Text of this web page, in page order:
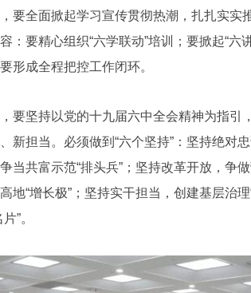
全面掀起学习宣传贯彻热潮，扎扎实实
：要精心组织“六学联动”培训；要掀起“六
形成全程把控工作闭环。
坚持以党的十九届六中全会精神为指引
新担当。必须做到“六个坚持”：坚持绝对
当共富示范“排头兵”；坚持改革开放，争
地“增长极”；坚持实干担当，创建基层治
”。